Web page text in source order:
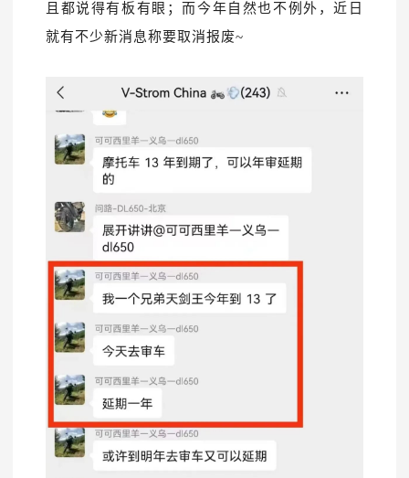
且都说得有板有眼；而今年自然也不例外，近日
就有不少新消息称要取消报废~